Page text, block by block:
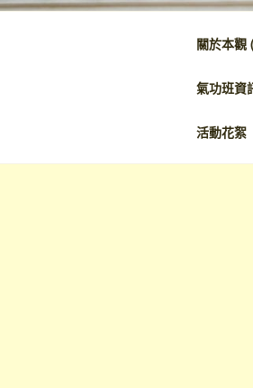
跳
關於本觀
氣功班資
活動花絮